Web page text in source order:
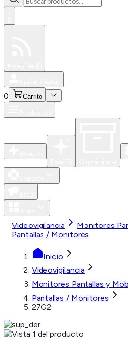
0 Carrito
Videovigilancia
Monitores
Pantallas / Monitores
Inicio
Videovigilancia
Monitores Pantallas y
Pantallas / Monitores
27G2